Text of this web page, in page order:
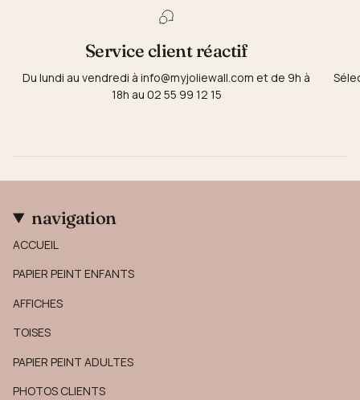
Service client réactif
Du lundi au vendredi à info@myjoliewall.com et de 9h à
18h au 02 55 99 12 15
navigation
ACCUEIL
PAPIER PEINT ENFANTS
AFFICHES
TOISES
PAPIER PEINT ADULTES
PHOTOS CLIENTS